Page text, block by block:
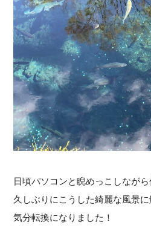
日頃パソコンと睨めっこしながら
久しぶりにこうした綺麗な風景
気分転換になりました！